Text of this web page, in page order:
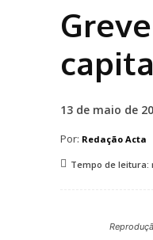
13 de maio de
Por: Redação Acta
Tempo de leitura: